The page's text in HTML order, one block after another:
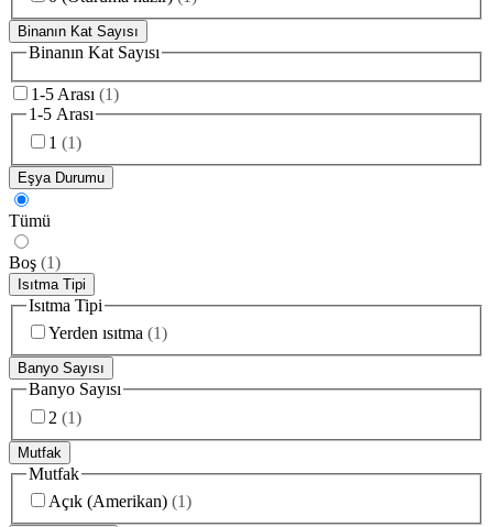
Binanın Kat Sayısı
Binanın Kat Sayısı
1-5 Arası (1)
1-5 Arası
1 (1)
Eşya Durumu
Tümü
Boş (1)
Isıtma Tipi
Isıtma Tipi
Yerden ısıtma (1)
Banyo Sayısı
Banyo Sayısı
2 (1)
Mutfak
Mutfak
Açık (Amerikan) (1)